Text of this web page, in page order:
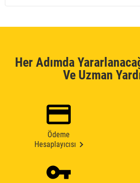
Her Adımda
Ve Uzman
Ödeme
Hesaplayıcısı